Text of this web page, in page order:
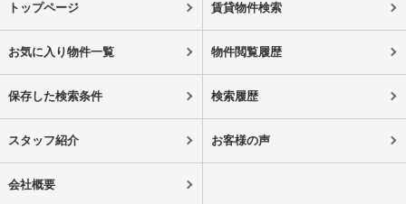
トップページ 賃貸物件検索
お気に入り物件一覧 物件閲覧履歴
保存した検索条件 検索履歴
スタッフ紹介 お客様の声
会社概要